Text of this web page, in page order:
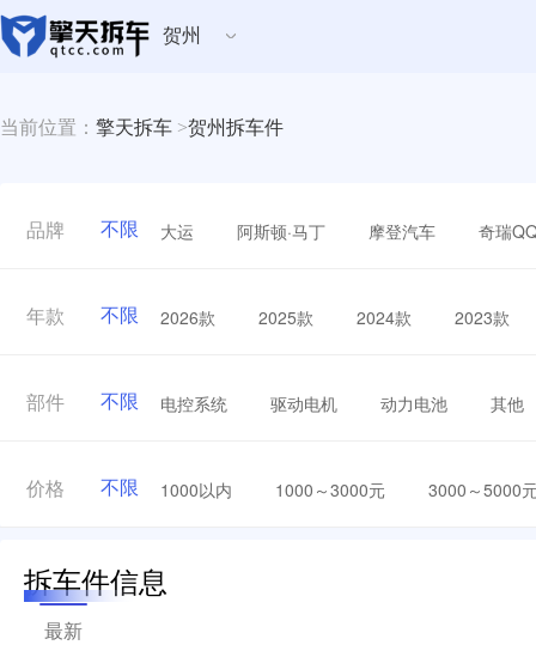
贺州
当前位置： 擎天拆车 >贺州拆车件
品牌 不限 大运 阿斯顿·马丁 摩登汽车 奇瑞
年款 不限 2026款 2025款 2024款 2023款
部件 不限 电控系统 驱动电机 动力电池 其他
价格 不限 1000以内 1000～3000元 3000～5000
拆车件信息
最新